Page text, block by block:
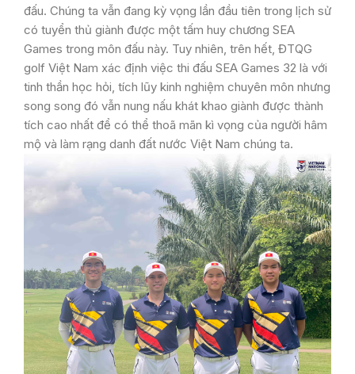
đấu. Chúng ta vẫn đang kỳ vọng lần đầu tiên trong lịch sử
có tuyển thủ giành được một tấm huy chương SEA
Games trong môn đấu này. Tuy nhiên, trên hết, ĐTQG
golf Việt Nam xác định việc thi đấu SEA Games 32 là với
tinh thần học hỏi, tích lũy kinh nghiệm chuyên môn nhưng
song song đó vẫn nung nấu khát khao giành được thành
tích cao nhất để có thể thoã mãn kì vọng của người hâm
mộ và làm rạng danh đất nước Việt Nam chúng ta.